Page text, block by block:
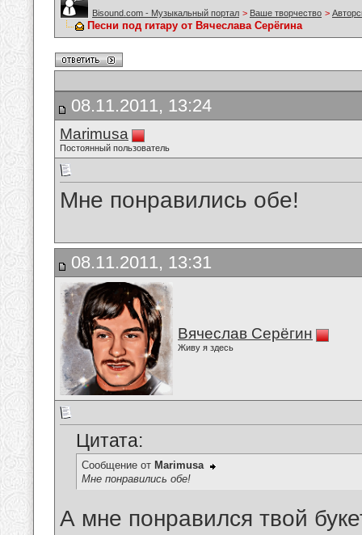
Bisound.com - Музыкальный портал > Ваше творчество >
Песни под гитару от Вячеслава Серёгина
08.11.2011, 13:24
Marimusa
Постоянный пользователь
Мне понравились обе!
08.11.2011, 13:31
Вячеслав Серёгин
Живу я здесь
Цитата:
Сообщение от Marimusa
Мне понравились обе!
А мне понравился твой